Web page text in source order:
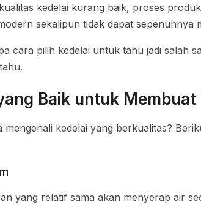
kedelai kurang baik, proses
sekalipun tidak dapat sepenuhnya
cara pilih kedelai untuk tahu jadi salah
Baik untuk Membuat
mengenali kedelai yang berkualitas?
yang relatif sama akan menyerap air